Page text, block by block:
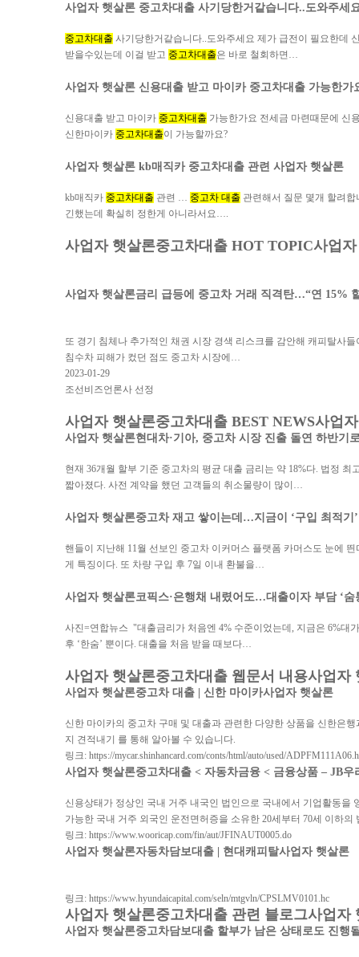
사업자 햇살론 중고차대출 사기당한거같습니다..도와주세
중고차대출 사기당한거같습니다..도와주세요 제가 급전이 필요한데
받을수있는데 이걸 받고 중고차대출은 바로 철회하면…
사업자 햇살론 신용대출 받고 마이카 중고차대출 가능한가
신용대출 받고 마이카 중고차대출 가능한가요 전세금 마련때문에 신
신한마이카 중고차대출이 가능할까요?
사업자 햇살론 kb매직카 중고차대출 관련 사업자 햇살론
kb매직카 중고차대출 관련 … 중고차 대출 관련해서 질문 몇개 할려
긴했는데 확실히 정한게 아니라서요….
사업자 햇살론중고차대출 HOT TOPIC사업
사업자 햇살론금리 급등에 중고차 거래 직격탄…“연 15%
또 경기 침체나 추가적인 채권 시장 경색 리스크를 감안해 캐피탈사
침수차 피해가 컸던 점도 중고차 시장에…
2023-01-29
조선비즈언론사 선정
사업자 햇살론중고차대출 BEST NEWS사업
사업자 햇살론현대차·기아, 중고차 시장 진출 돌연 하반기
현재 36개월 할부 기준 중고차의 평균 대출 금리는 약 18%다. 법정
짧아졌다. 사전 계약을 했던 고객들의 취소물량이 많이…
사업자 햇살론중고차 재고 쌓이는데…지금이 ‘구입 최적기
핸들이 지난해 11월 선보인 중고차 이커머스 플랫폼 카머스도 눈에
게 특징이다. 또 차량 구입 후 7일 이내 환불을…
사업자 햇살론코픽스·은행채 내렸어도…대출이자 부담 ‘숨
사진=연합뉴스 "대출금리가 처음엔 4% 수준이었는데, 지금은 6%대
후 ‘한숨’ 뿐이다. 대출을 처음 받을 때보다…
사업자 햇살론중고차대출 웹문서 내용사업자
사업자 햇살론중고차 대출 | 신한 마이카사업자 햇살론
신한 마이카의 중고차 구매 및 대출과 관련한 다양한 상품을 신한은
지 견적내기 를 통해 알아볼 수 있습니다.
링크: https://mycar.shinhancard.com/conts/html/auto/used/
사업자 햇살론중고차대출 < 자동차금융 < 금융상품 – JB우
신용상태가 정상인 국내 거주 내국인 법인으로 국내에서 기업활동
가능한 국내 거주 외국인 운전면허증을 소유한 20세부터 70세 이하
링크: https://www.wooricap.com/fin/aut/JFINAUT0005.do
사업자 햇살론자동차담보대출 | 현대캐피탈사업자 햇살론
링크: https://www.hyundaicapital.com/seln/mtgvln/CPSLMV0101.hc
사업자 햇살론중고차대출 관련 블로그사업자
사업자 햇살론중고차담보대출 할부가 남은 상태로도 진행